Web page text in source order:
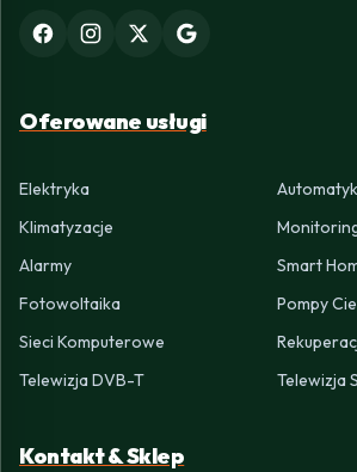
Oferowane usługi
Elektryka
Klimatyzacje
Alarmy
Smart
Fotowoltaika
Pompy
Sieci Komputerowe
Telewizja DVB-T
Telewizja
Kontakt & Sklep